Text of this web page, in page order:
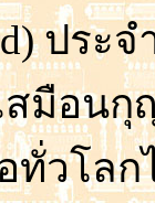
ประจ
สมือนกุ
ทั่วโลก